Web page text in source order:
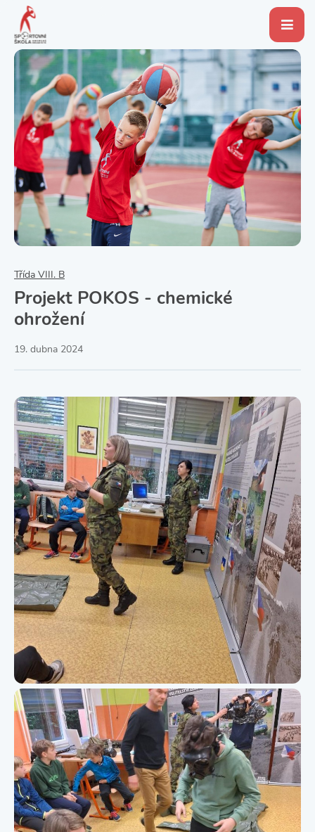
Třída VIII. B
Projekt POKOS - chemické
ohrožení
19. dubna 2024